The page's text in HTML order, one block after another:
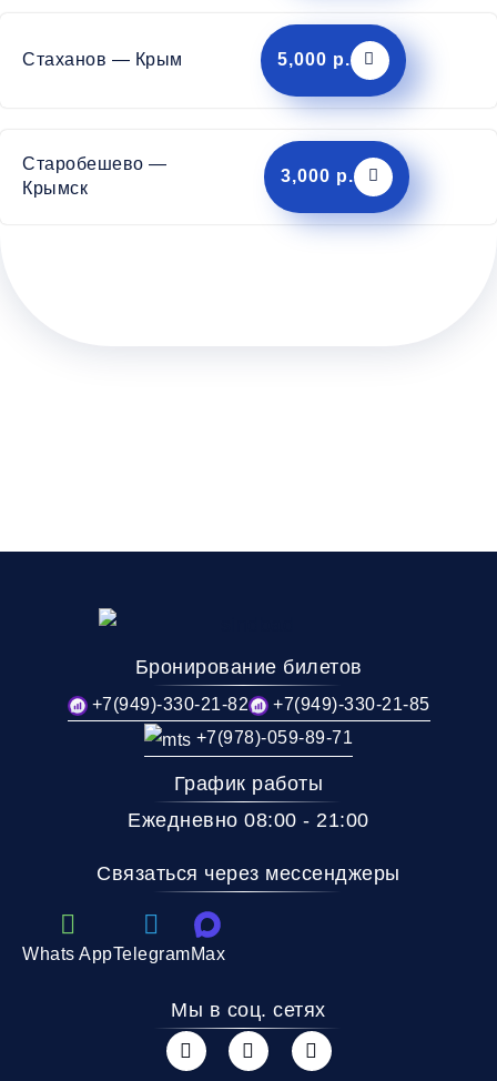
Стаханов — Крым 5,000 р.
Старобешево —
Крымск
3,000 р.
Бронирование билетов
+7(949)-330-21-82
+7(949)-330-21-85
+7(978)-059-89-71
График работы
Ежедневно 08:00 - 21:00
Связаться через мессенджеры
Whats AppTelegramMax
Мы в соц. сетях